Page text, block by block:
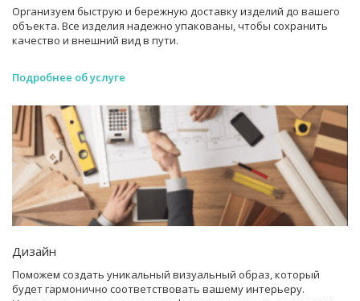
Организуем быструю и бережную доставку изделий до вашего
объекта. Все изделия надежно упакованы, чтобы сохранить
качество и внешний вид в пути.
Подробнее об услуге
Дизайн
Поможем создать уникальный визуальный образ, который
будет гармонично соответствовать вашему интерьеру.